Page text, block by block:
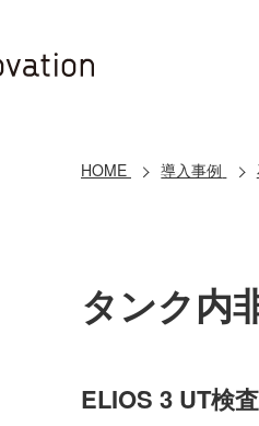
HOME 導入事例
タンク内
ELIOS 3 UT検